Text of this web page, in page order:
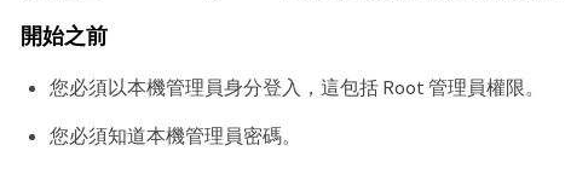
開始之前
您必須以本機管理員身分登入，這包括 Root 管理員權限。
您必須知道本機管理員密碼。